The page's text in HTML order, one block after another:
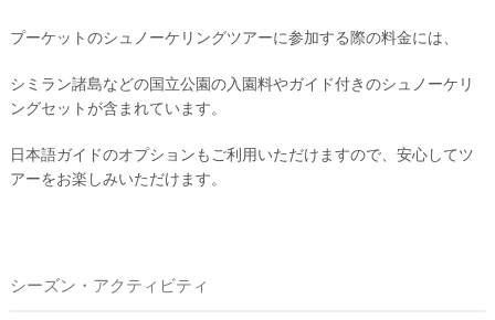
プーケットのシュノーケリングツアーに参加する際の料金には、
シミラン諸島などの国立公園の入園料やガイド付きのシュノーケリ
ングセットが含まれています。
日本語ガイドのオプションもご利用いただけますので、安心してツ
アーをお楽しみいただけます。
シーズン・アクティビティ